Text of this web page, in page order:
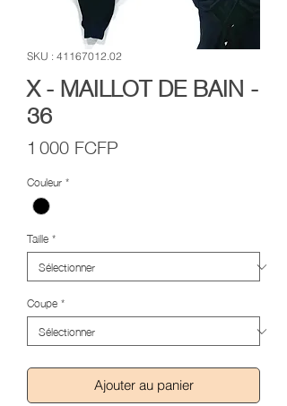
SKU : 41167012.02
X - MAILLOT DE BAIN -
36
1 000 FCFP
Couleur*
Taille*
Coupe*
Ajouter au panier